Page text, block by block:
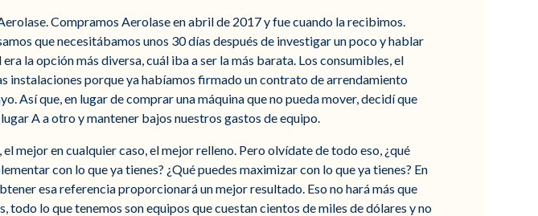
Compramos Aerolase en abril de 2017 y fue cuando la recibimos.
que necesitábamos unos 30 días después de investigar un poco y hablar
la opción más diversa, cuál iba a ser la más barata. Los consumibles, el
instalaciones porque ya habíamos firmado un contrato de arrendamiento
Así que, en lugar de comprar una máquina que no pueda mover, decidí que
A a otro y mantener bajos nuestros gastos de equipo.
mejor en cualquier caso, el mejor relleno. Pero olvídate de todo eso, ¿qué
con lo que ya tienes? ¿Qué puedes maximizar con lo que ya tienes? En
esa referencia proporcionará un mejor resultado. Eso no hará más que
lo que tenemos son equipos que cuestan cientos de miles de dólares y no